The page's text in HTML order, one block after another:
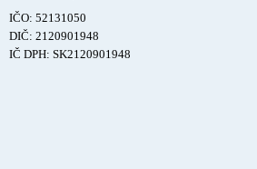
IČO: 52131050
DIČ: 2120901948
IČ DPH: SK2120901948